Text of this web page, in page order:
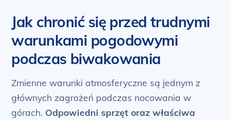
Jak chronić się przed trudnymi
warunkami pogodowymi
podczas biwakowania
Zmienne warunki atmosferyczne są jednym z
głównych zagrożeń podczas nocowania w
górach. Odpowiedni sprzęt oraz właściwa